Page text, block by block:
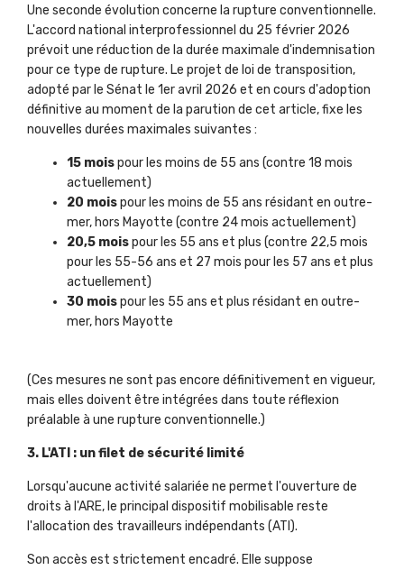
Une seconde évolution concerne la rupture conventionnelle.
L'accord national interprofessionnel du 25 février 2026
prévoit une réduction de la durée maximale d'indemnisation
pour ce type de rupture. Le projet de loi de transposition,
adopté par le Sénat le 1er avril 2026 et en cours d'adoption
définitive au moment de la parution de cet article, fixe les
nouvelles durées maximales suivantes :
15 moispour les moins de 55 ans (contre 18 mois
actuellement)
20 moispour les moins de 55 ans résidant en outre-
mer, hors Mayotte (contre 24 mois actuellement)
20,5 moispour les 55 ans et plus (contre 22,5 mois
pour les 55-56 ans et 27 mois pour les 57 ans et plus
actuellement)
30 moispour les 55 ans et plus résidant en outre-
mer, hors Mayotte
(Ces mesures ne sont pas encore définitivement en vigueur,
mais elles doivent être intégrées dans toute réflexion
préalable à une rupture conventionnelle.)
3. L'ATI : un filet de sécurité limité
Lorsqu'aucune activité salariée ne permet l'ouverture de
droits à l'ARE, le principal dispositif mobilisable reste
l'allocation des travailleurs indépendants (ATI).
Son accès est strictement encadré. Elle suppose